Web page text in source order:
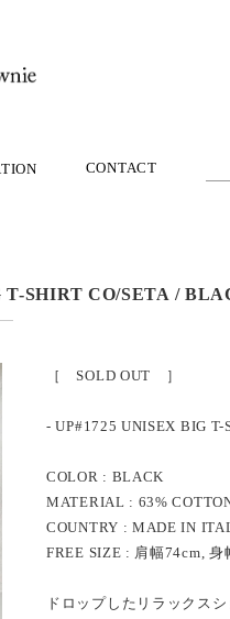
CONTACT
SHIRT CO/SETA /
［ SOLD OUT ］
- UP#1725 UNISEX BIG T-
COLOR : BLACK
MATERIAL : 63%
COUNTRY : MADE IN
FREE SIZE : 肩幅74cm,
ドロップしたリラックス